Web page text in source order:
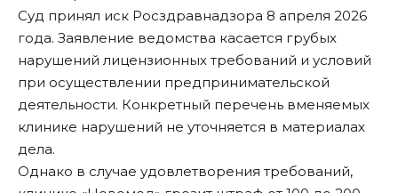
Суд принял иск Росздравнадзора 8 апреля 2026
года. Заявление ведомства касается грубых
нарушений лицензионных требований и условий
при осуществлении предпринимательской
деятельности. Конкретный перечень вменяемых
клинике нарушений не уточняется в материалах
дела.
Однако в случае удовлетворения требований,